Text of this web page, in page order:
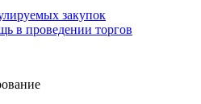
закупок
в проведении торгов